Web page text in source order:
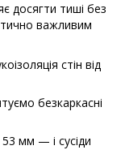
досягти тиші без
важливим